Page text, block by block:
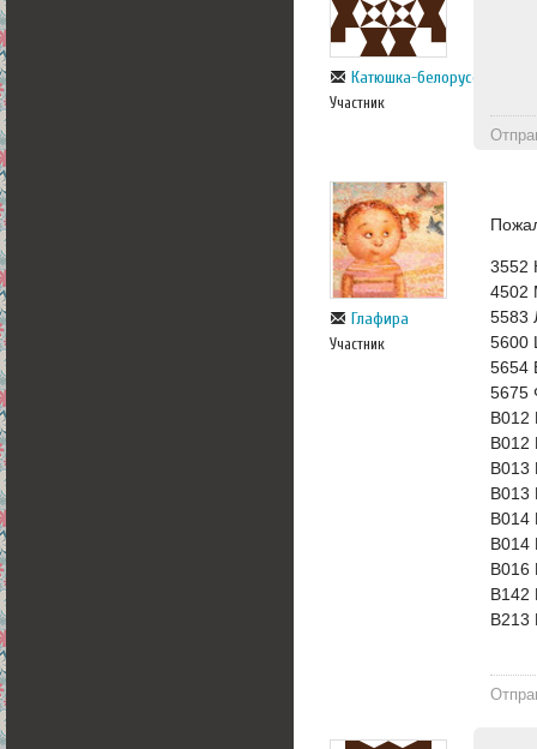
Катюшка-белорусска
Участник
Глафира
Участник
3552
4502
5583
5600
5654
5675
В012
В012
В013
В013
В014
В014
В016
В142
В213